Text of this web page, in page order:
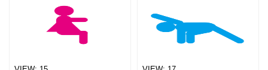
ンプルに仕上げました。
スポーツジムや体育の資
料などにご活用くださ
アーツです。 横に伸びる
ポーズの特徴が直感的に